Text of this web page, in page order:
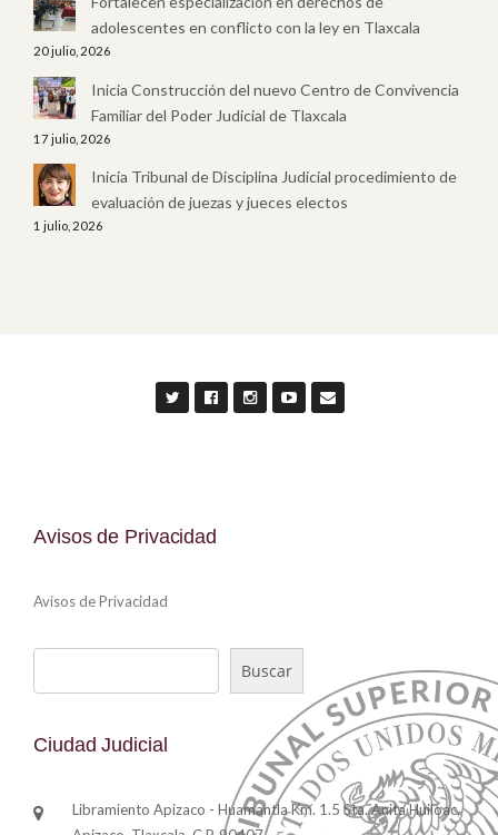
adolescentes en conflicto con la ley en Tlaxcala
20 julio, 2026
Inicia Construcción del nuevo Centro de Convivencia
Familiar del Poder Judicial de Tlaxcala
17 julio, 2026
Inicia Tribunal de Disciplina Judicial procedimiento de
evaluación de juezas y jueces electos
1 julio, 2026
Avisos de Privacidad
Avisos de Privacidad
Buscar
Ciudad Judicial
Libramiento Apizaco - Huamantla Km. 1.5 Sta. Anita Huiloac,